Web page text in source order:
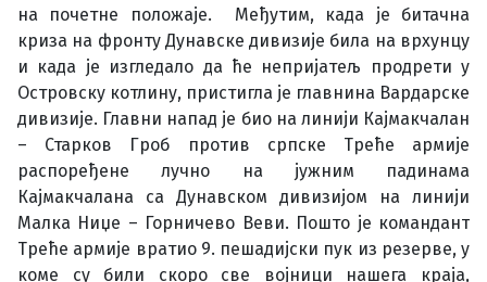
на почетне положаје. Међутим, када је битачна
криза на фронту Дунавске дивизије била на врхунцу
и када је изгледало да ће непријатељ продрети у
Островску котлину, пристигла је главнина Вардарске
дивизије. Главни напад је био на линији Кајмакчалан
– Старков Гроб против српске Треће армије
распоређене лучно на јужним падинама
Кајмакчалана са Дунавском дивизијом на линији
Малка Ниџе – Горничево Веви. Пошто је командант
Треће армије вратио 9. пешадијски пук из резерве, у
коме су били скоро све војници нашега краја,